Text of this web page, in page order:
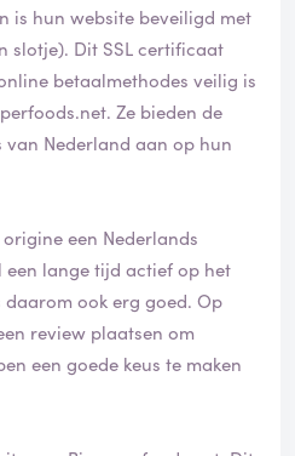
is hun website beveiligd met
slotje). Dit SSL certificaat
betaalmethodes veilig is
Ze bieden de
Nederland aan op hun
een Nederlands
lange tijd actief op het
ook erg goed. Op
review plaatsen om
een goede keus te maken